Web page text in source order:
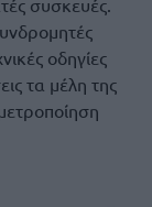
συσκευές.
οδηγίες
τα μέλη της